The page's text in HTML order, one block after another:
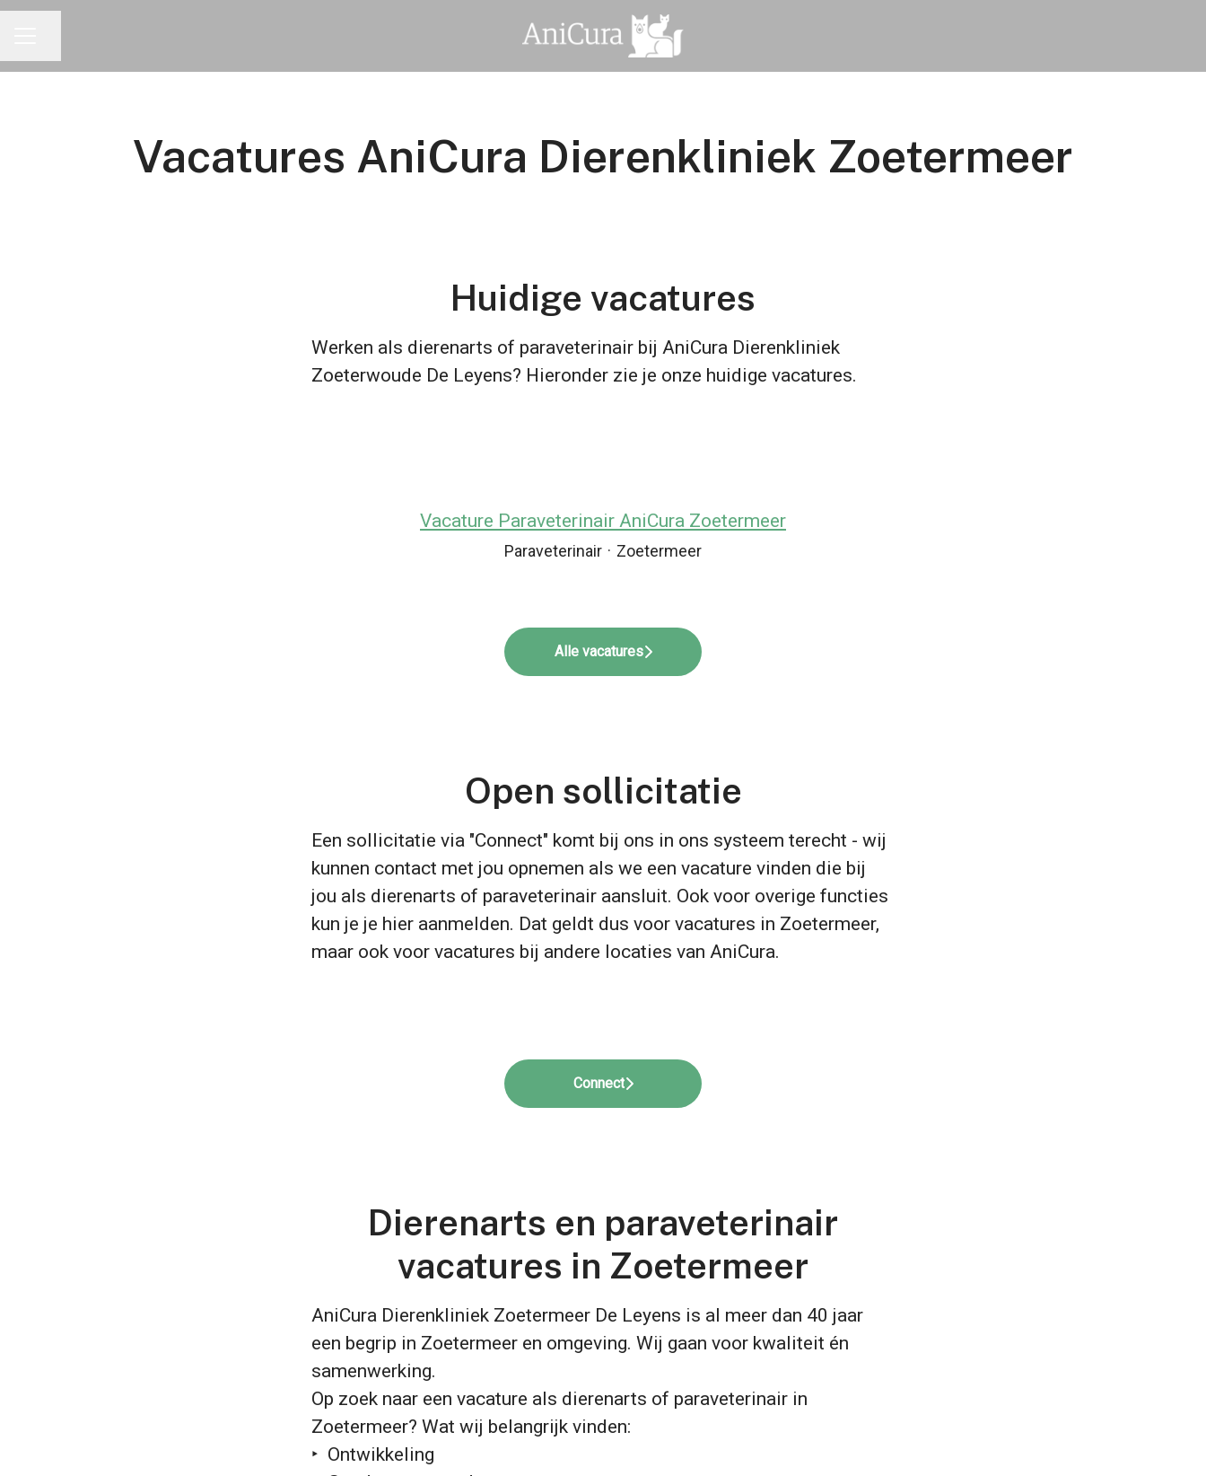
Vacatures AniCura Dierenkliniek Zoetermeer
Huidige vacatures
Werken als dierenarts of paraveterinair bij AniCura Dierenkliniek
Zoeterwoude De Leyens? Hieronder zie je onze huidige vacatures.
Vacature Paraveterinair AniCura Zoetermeer
Paraveterinair · Zoetermeer
Alle vacatures
Open sollicitatie
Een sollicitatie via "Connect" komt bij ons in ons systeem terecht - wij
kunnen contact met jou opnemen als we een vacature vinden die bij
jou als dierenarts of paraveterinair aansluit. Ook voor overige functies
kun je je hier aanmelden. Dat geldt dus voor vacatures in Zoetermeer,
maar ook voor vacatures bij andere locaties van AniCura.
Connect
Dierenarts en paraveterinair
vacatures in Zoetermeer
AniCura Dierenkliniek Zoetermeer De Leyens is al meer dan 40 jaar
een begrip in Zoetermeer en omgeving. Wij gaan voor kwaliteit én
samenwerking.
Op zoek naar een vacature als dierenarts of paraveterinair in
Zoetermeer? Wat wij belangrijk vinden:
‣ Ontwikkeling